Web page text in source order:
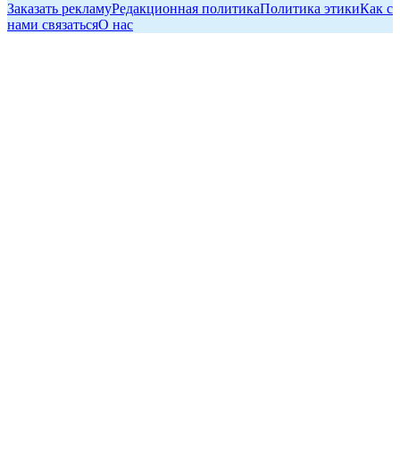
Заказать рекламуРедакционная политикаПолитика этикиКак с
нами связатьсяО нас